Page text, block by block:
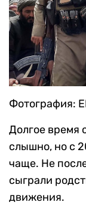
Фотография:
Долгое время
слышно, но с
чаще. Не
сыграли
движения.